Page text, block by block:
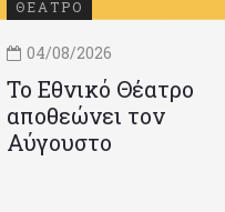
ΘΕΑΤΡΟ
04/08/2026
Το Εθνικό Θέατρο
αποθεώνει τον
Αύγουστο